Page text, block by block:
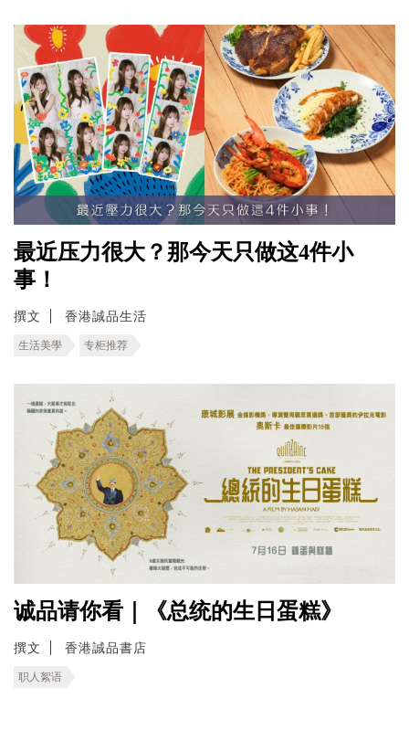
最近压力很大？那今天只做这4件小
事！
撰文 香港誠品生活
生活美學 专柜推荐
诚品请你看｜《总统的生日蛋糕》
撰文 香港誠品書店
职人絮语